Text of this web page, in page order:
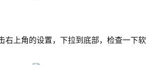
右上角的设置，下拉到底部，检查一下